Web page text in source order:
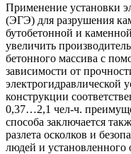
Применение установки
(ЭГЭ) для разрушения
бутобетонной и
увеличить
бетонного массива с
зависимости от
электрогидравлической
конструкции
0,37…2,1 чел-ч.
способа заключается
разлета осколков и
людей и установленного